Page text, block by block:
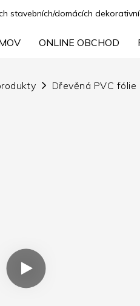
stavebních/domácích
ONLINE OBCHOD
Dřevěná PVC fólie